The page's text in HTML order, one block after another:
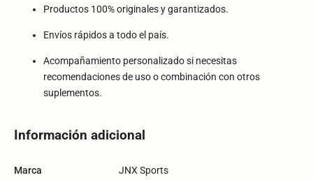
Productos 100% originales y garantizados.
Envíos rápidos a todo el país.
Acompañamiento personalizado si necesitas
recomendaciones de uso o combinación con otros
suplementos.
Información adicional
Marca JNX Sports